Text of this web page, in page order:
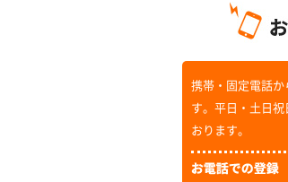
携帯・固定電話か
す。平日・土日
おります。